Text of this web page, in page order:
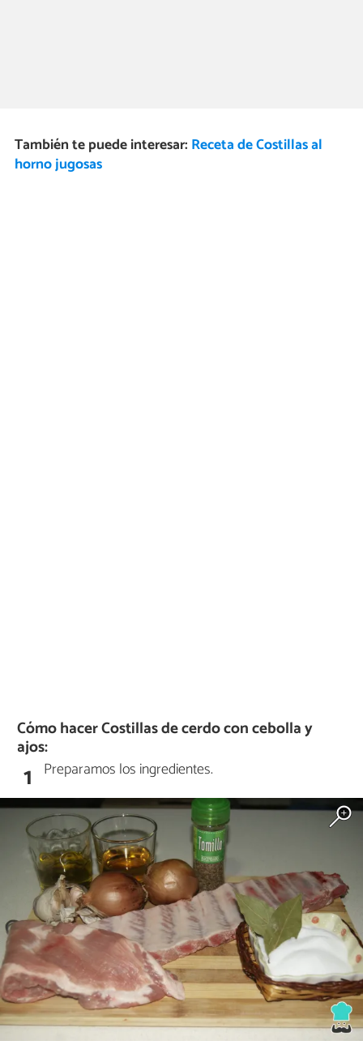
También te puede interesar: Receta de Costillas al
horno jugosas
Cómo hacer Costillas de cerdo con cebolla y
ajos:
1 Preparamos los ingredientes.